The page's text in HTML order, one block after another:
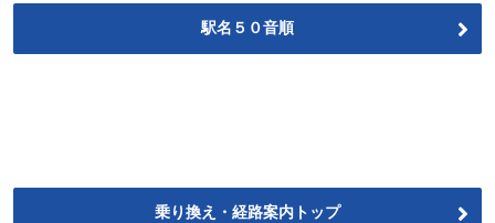
駅名５０音順
乗り換え・経路案内トップ